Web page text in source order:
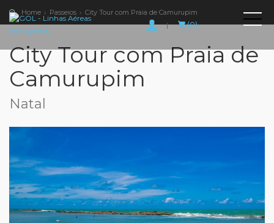
| (0)
Home Passeios City Tour com Praia de Camurupim
City Tour com Praia de
Camurupim
Natal